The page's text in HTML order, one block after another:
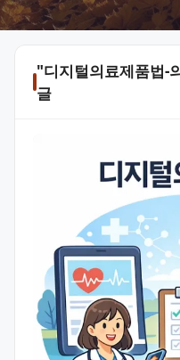
"디지털의료제품법-
글